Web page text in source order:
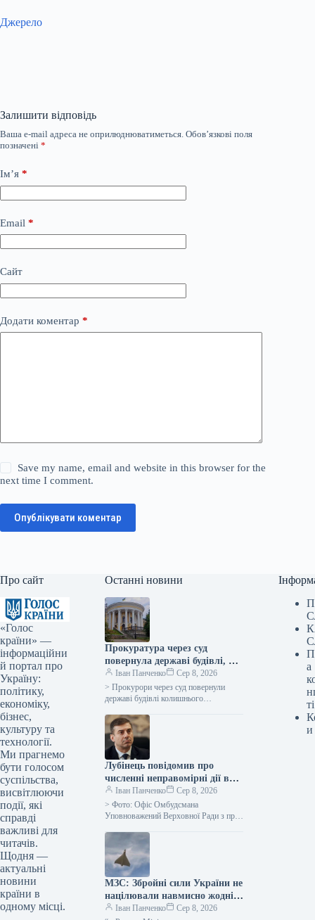
Джерело
Залишити відповідь
Ваша e-mail адреса не оприлюднюватиметься. Обов’язкові поля
позначені *
Ім’я *
Email *
Сайт
Додати коментар *
Save my name, email and website in this browser for the
next time I comment.
Опублікувати коментар
Про сайт
«Голос
країни» —
інформаційни
й портал про
Україну:
політику,
економіку,
бізнес,
культуру та
технології.
Ми прагнемо
бути голосом
суспільства,
висвітлюючи
події, які
справді
важливі для
читачів.
Щодня —
актуальні
новини
країни в
одному місці.
Останні новини
Прокуратура через суд
повернула державі будівлі, які
раніше належали Жовтневому
палацу.
Іван Панченко
Сер 8, 2026
> Прокурори через суд повернули
державі будівлі колишнього
культурної спадщини
загальнодержавного значення та
однією з…
Лубінець повідомив про
численні неправомірні дії в
Берегівському військкоматі
Іван Панченко
Сер 8, 2026
> Фото: Офіс Омбудсмана
Уповноважений Верховної Ради з прав
про численні зловживання в
Берегівському районному
територіальному…
МЗС: Збройні сили України не
націлювали навмисно жодні
засоби на Болгарію.
Іван Панченко
Сер 8, 2026
а
ті
и